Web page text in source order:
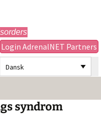
Login AdrenalNET Partners
Dansk
syndrom